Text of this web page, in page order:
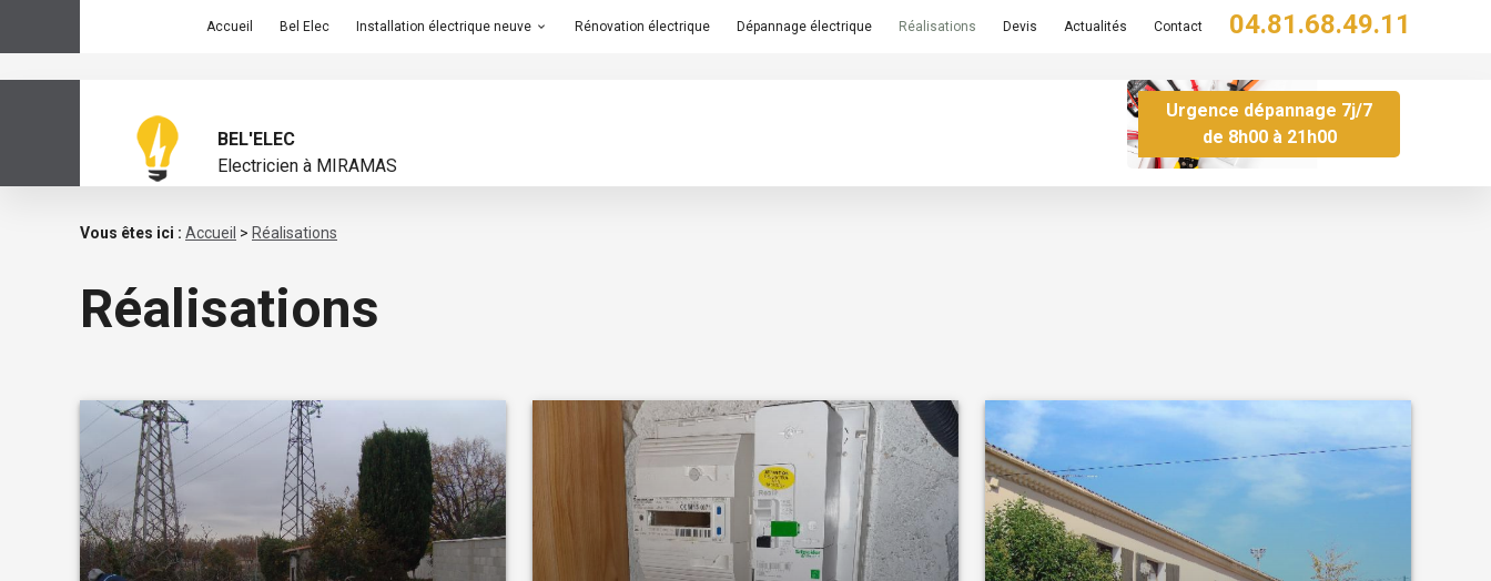
BEL'ELEC
Electricien à MIRAMAS
Accueil Bel Elec Installation électrique neuve Rénovation électrique Dépannage électrique Réalisations Devis Actualités Contact 04.81.68.49.11
Urgence dépannage 7j/7
de 8h00 à 21h00
Vous êtes ici : Accueil > Réalisations
Réalisations